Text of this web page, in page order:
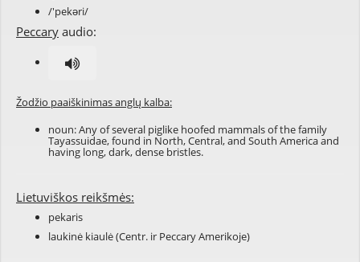
/'pekəri/
Peccary audio:
Žodžio paaiškinimas anglų kalba:
noun: Any of several piglike hoofed mammals of the family
Tayassuidae, found in North, Central, and South America and
having long, dark, dense bristles.
Lietuviškos reikšmės:
pekaris
laukinė kiaulė (Centr. ir Peccary Amerikoje)